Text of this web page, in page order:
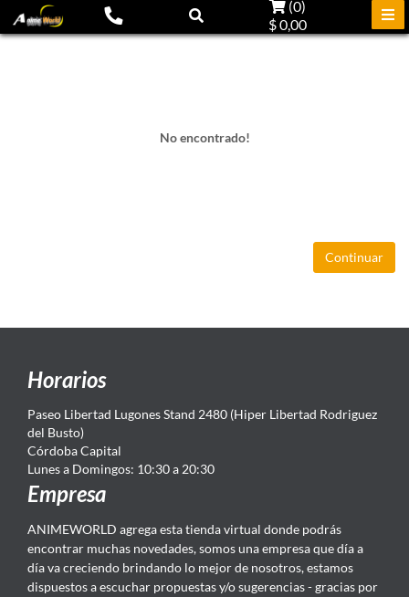
(0)
$ 0,00
No encontrado!
Continuar
Horarios
Paseo Libertad Lugones Stand 2480 (Hiper Libertad Rodriguez
del Busto)
Córdoba Capital
Lunes a Domingos: 10:30 a 20:30
Empresa
ANIMEWORLD agrega esta tienda virtual donde podrás
encontrar muchas novedades, somos una empresa que día a
día va creciendo brindando lo mejor de nosotros, estamos
dispuestos a escuchar propuestas y/o sugerencias - gracias por